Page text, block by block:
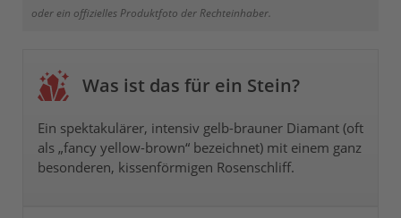
oder ein offizielles Produktfoto der Rechteinhaber.
Was ist das für ein Stein?
Ein spektakulärer, intensiv gelb-brauner Diamant (oft
als „fancy yellow-brown“ bezeichnet) mit einem ganz
besonderen, kissenförmigen Rosenschliff.